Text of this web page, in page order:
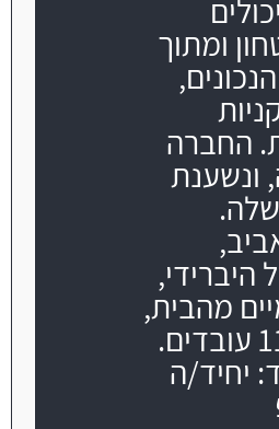
ומתוך
החברה
ונשענת
היברידי,
מהבית,
מונים כיום 110 עובדים.
יחיד/ה